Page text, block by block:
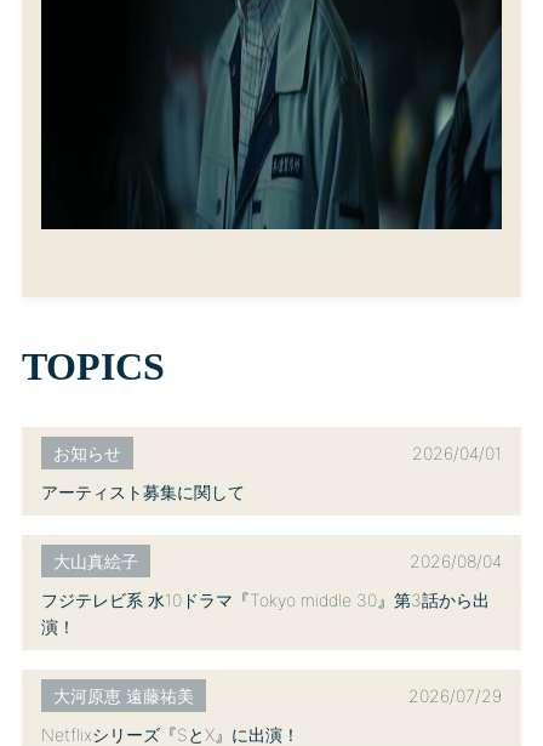
TOPICS
お知らせ
2026/04/01
アーティスト募集に関して
大山真絵子
2026/08/04
フジテレビ系 水10ドラマ『Tokyo middle 30』第3話から出
演！
大河原恵 遠藤祐美
2026/07/29
Netflixシリーズ『SとX』に出演！